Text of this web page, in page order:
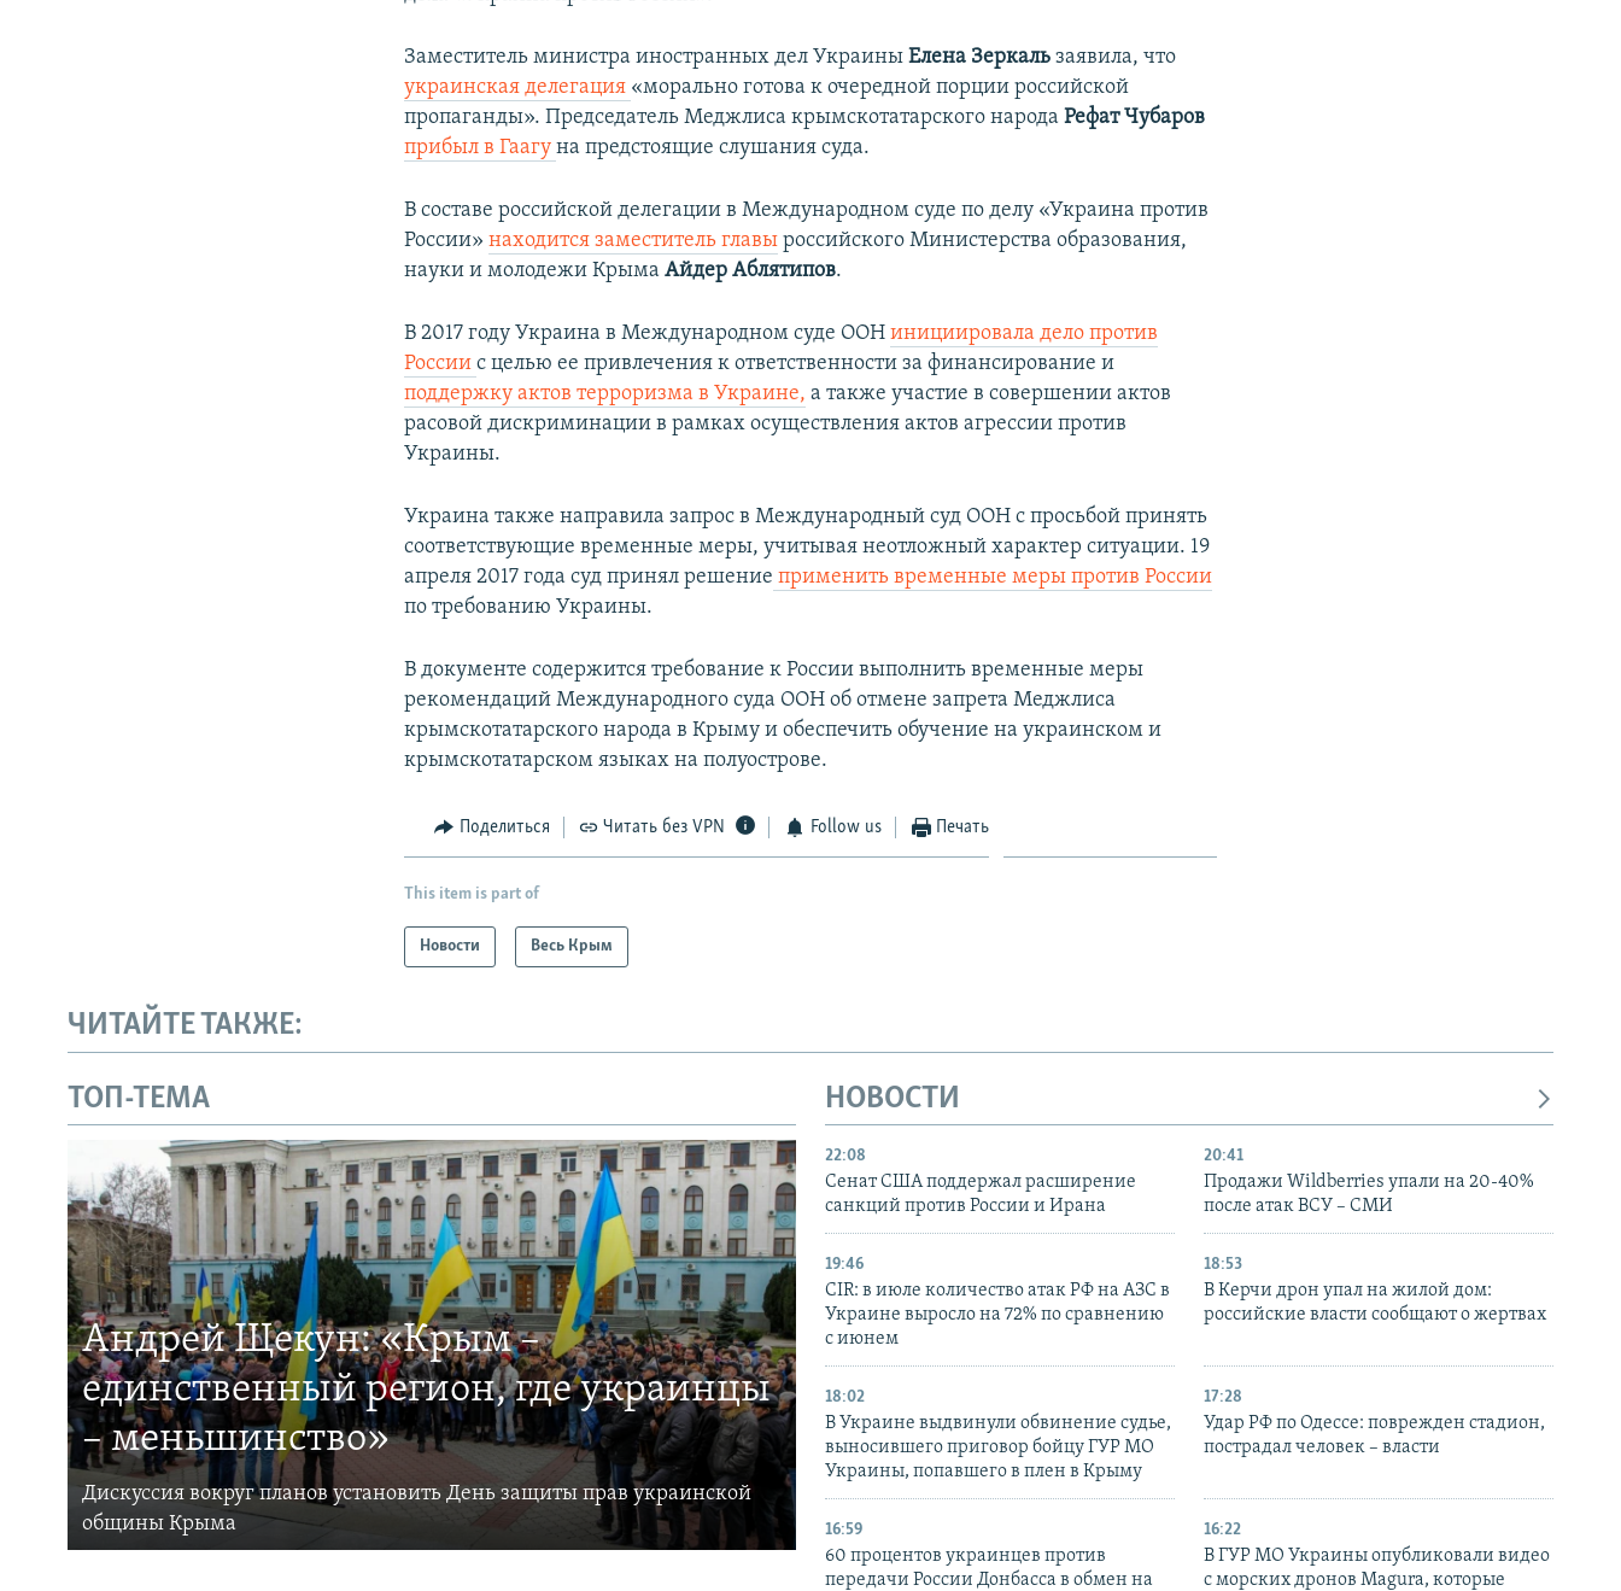
Заместитель министра иностранных дел УкраиныЕлена Зеркаль заявила, что
украинская делегация «морально готова к очередной порции российской
пропаганды». Председатель Меджлиса крымскотатарского народаРефат Чубаров
прибыл в Гаагуна предстоящие слушания суда.
В составе российской делегации в Международном суде по делу «Украина против
России»находится заместитель главы российского Министерства образования,
науки и молодежи Крыма Айдер Аблятипов.
В 2017 году Украина в Международном суде ООНинициировала дело против
Россиис целью ее привлечения к ответственности за финансирование и
поддержку актов терроризма в Украине, а также участие в совершении актов
расовой дискриминации в рамках осуществления актов агрессии против
Украины.
Украина также направила запрос в Международный суд ООН с просьбой принять
соответствующие временные меры, учитывая неотложный характер ситуации. 19
апреля 2017 года суд принял решение применить временные меры против России
по требованию Украины.
В документе содержится требование к России выполнить временные меры
рекомендаций Международного суда ООН об отмене запрета Меджлиса
крымскотатарского народа в Крыму и обеспечить обучение на украинском и
крымскотатарском языках на полуострове.
Поделиться Читать без VPN Follow us Печать
This item is part of
Новости Весь Крым
ЧИТАЙТЕ ТАКЖЕ:
ТОП-ТЕМА
Андрей Щекун: «Крым –
единственный регион, где украинцы
– меньшинство»
Дискуссия вокруг планов установить День защиты прав украинской
общины Крыма
НОВОСТИ
22:08
Сенат США поддержал расширение
санкций против России и Ирана
20:41
Продажи Wildberries упали на 20-40%
после атак ВСУ – СМИ
19:46
CIR: в июле количество атак РФ на АЗС в
Украине выросло на 72% по сравнению
с июнем
18:53
В Керчи дрон упал на жилой дом:
российские власти сообщают о жертвах
18:02
В Украине выдвинули обвинение судье,
выносившего приговор бойцу ГУР МО
Украины, попавшего в плен в Крыму
17:28
Удар РФ по Одессе: поврежден стадион,
пострадал человек – власти
16:59
60 процентов украинцев против
передачи России Донбасса в обмен на
16:22
В ГУР МО Украины опубликовали видео
с морских дронов Magura, которые